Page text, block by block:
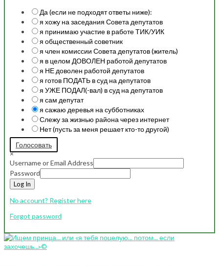
Да (если не подходят ответы ниже):
я хожу на заседания Совета депутатов
я принимаю участие в работе ТИК/УИК
я общественный советник
я член комиссии Совета депутатов (житель)
я в целом ДОВОЛЕН работой депутатов
я НЕ доволен работой депутатов
я готов ПОДАТЬ в суд на депутатов
я УЖЕ ПОДАЛ(-вал) в суд на депутатов
я сам депутат
я сажаю деревья на субботниках
Слежу за жизнью района через интернет
Нет (пусть за меня решает кто-то другой)
Голосовать
×
Username or Email Address
Password
Log In
No account? Register here
Forgot password